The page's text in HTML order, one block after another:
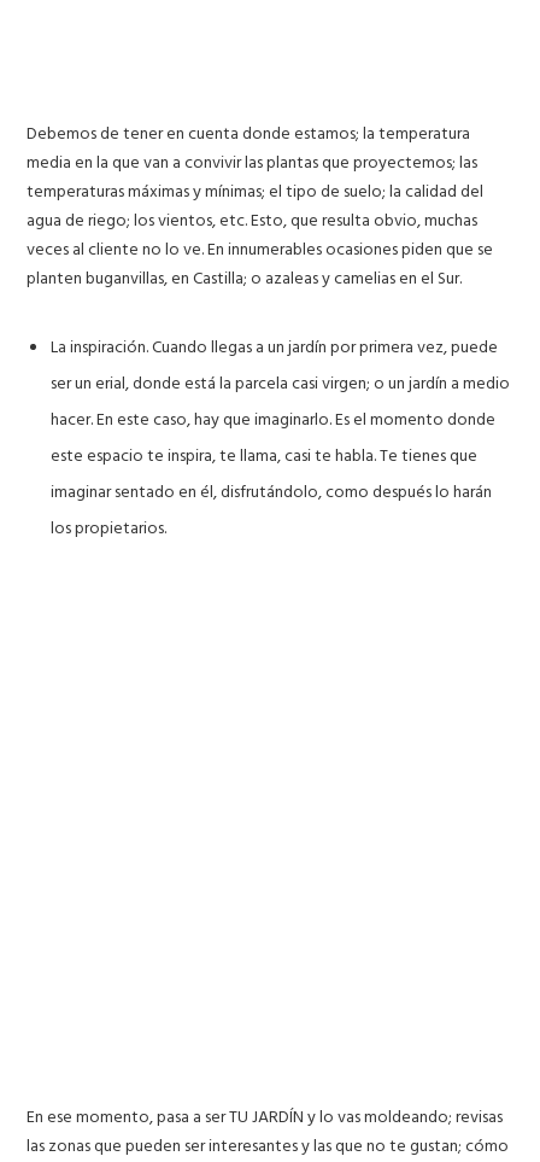
Debemos de tener en cuenta donde estamos; la temperatura
media en la que van a convivir las plantas que proyectemos; las
temperaturas máximas y mínimas; el tipo de suelo; la calidad del
agua de riego; los vientos, etc. Esto, que resulta obvio, muchas
veces al cliente no lo ve. En innumerables ocasiones piden que se
planten buganvillas, en Castilla; o azaleas y camelias en el Sur.
La inspiración.Cuando llegas a un jardín por primera vez, puede
ser un erial, donde está la parcela casi virgen; o un jardín a medio
hacer. En este caso, hay que imaginarlo. Es el momento donde
este espacio te inspira, te llama, casi te habla. Te tienes que
imaginar sentado en él, disfrutándolo, como después lo harán
los propietarios.
En ese momento, pasa a ser TU JARDÍN y lo vas moldeando; revisas
las zonas que pueden ser interesantes y las que no te gustan; cómo